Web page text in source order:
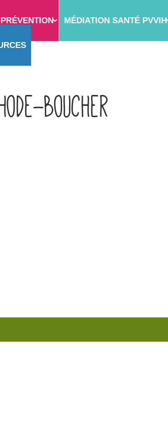
PRÉVENTION MÉDIATION SANTÉ PVVIH
boucher